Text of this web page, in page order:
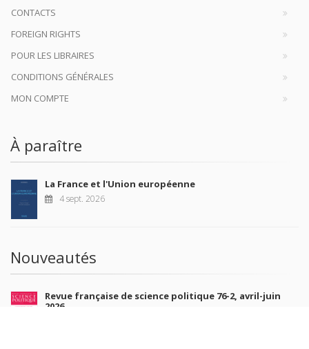
CONTACTS
FOREIGN RIGHTS
POUR LES LIBRAIRES
CONDITIONS GÉNÉRALES
MON COMPTE
À paraître
La France et l'Union européenne
4 sept. 2026
Nouveautés
Revue française de science politique 76-2, avril-juin
2026